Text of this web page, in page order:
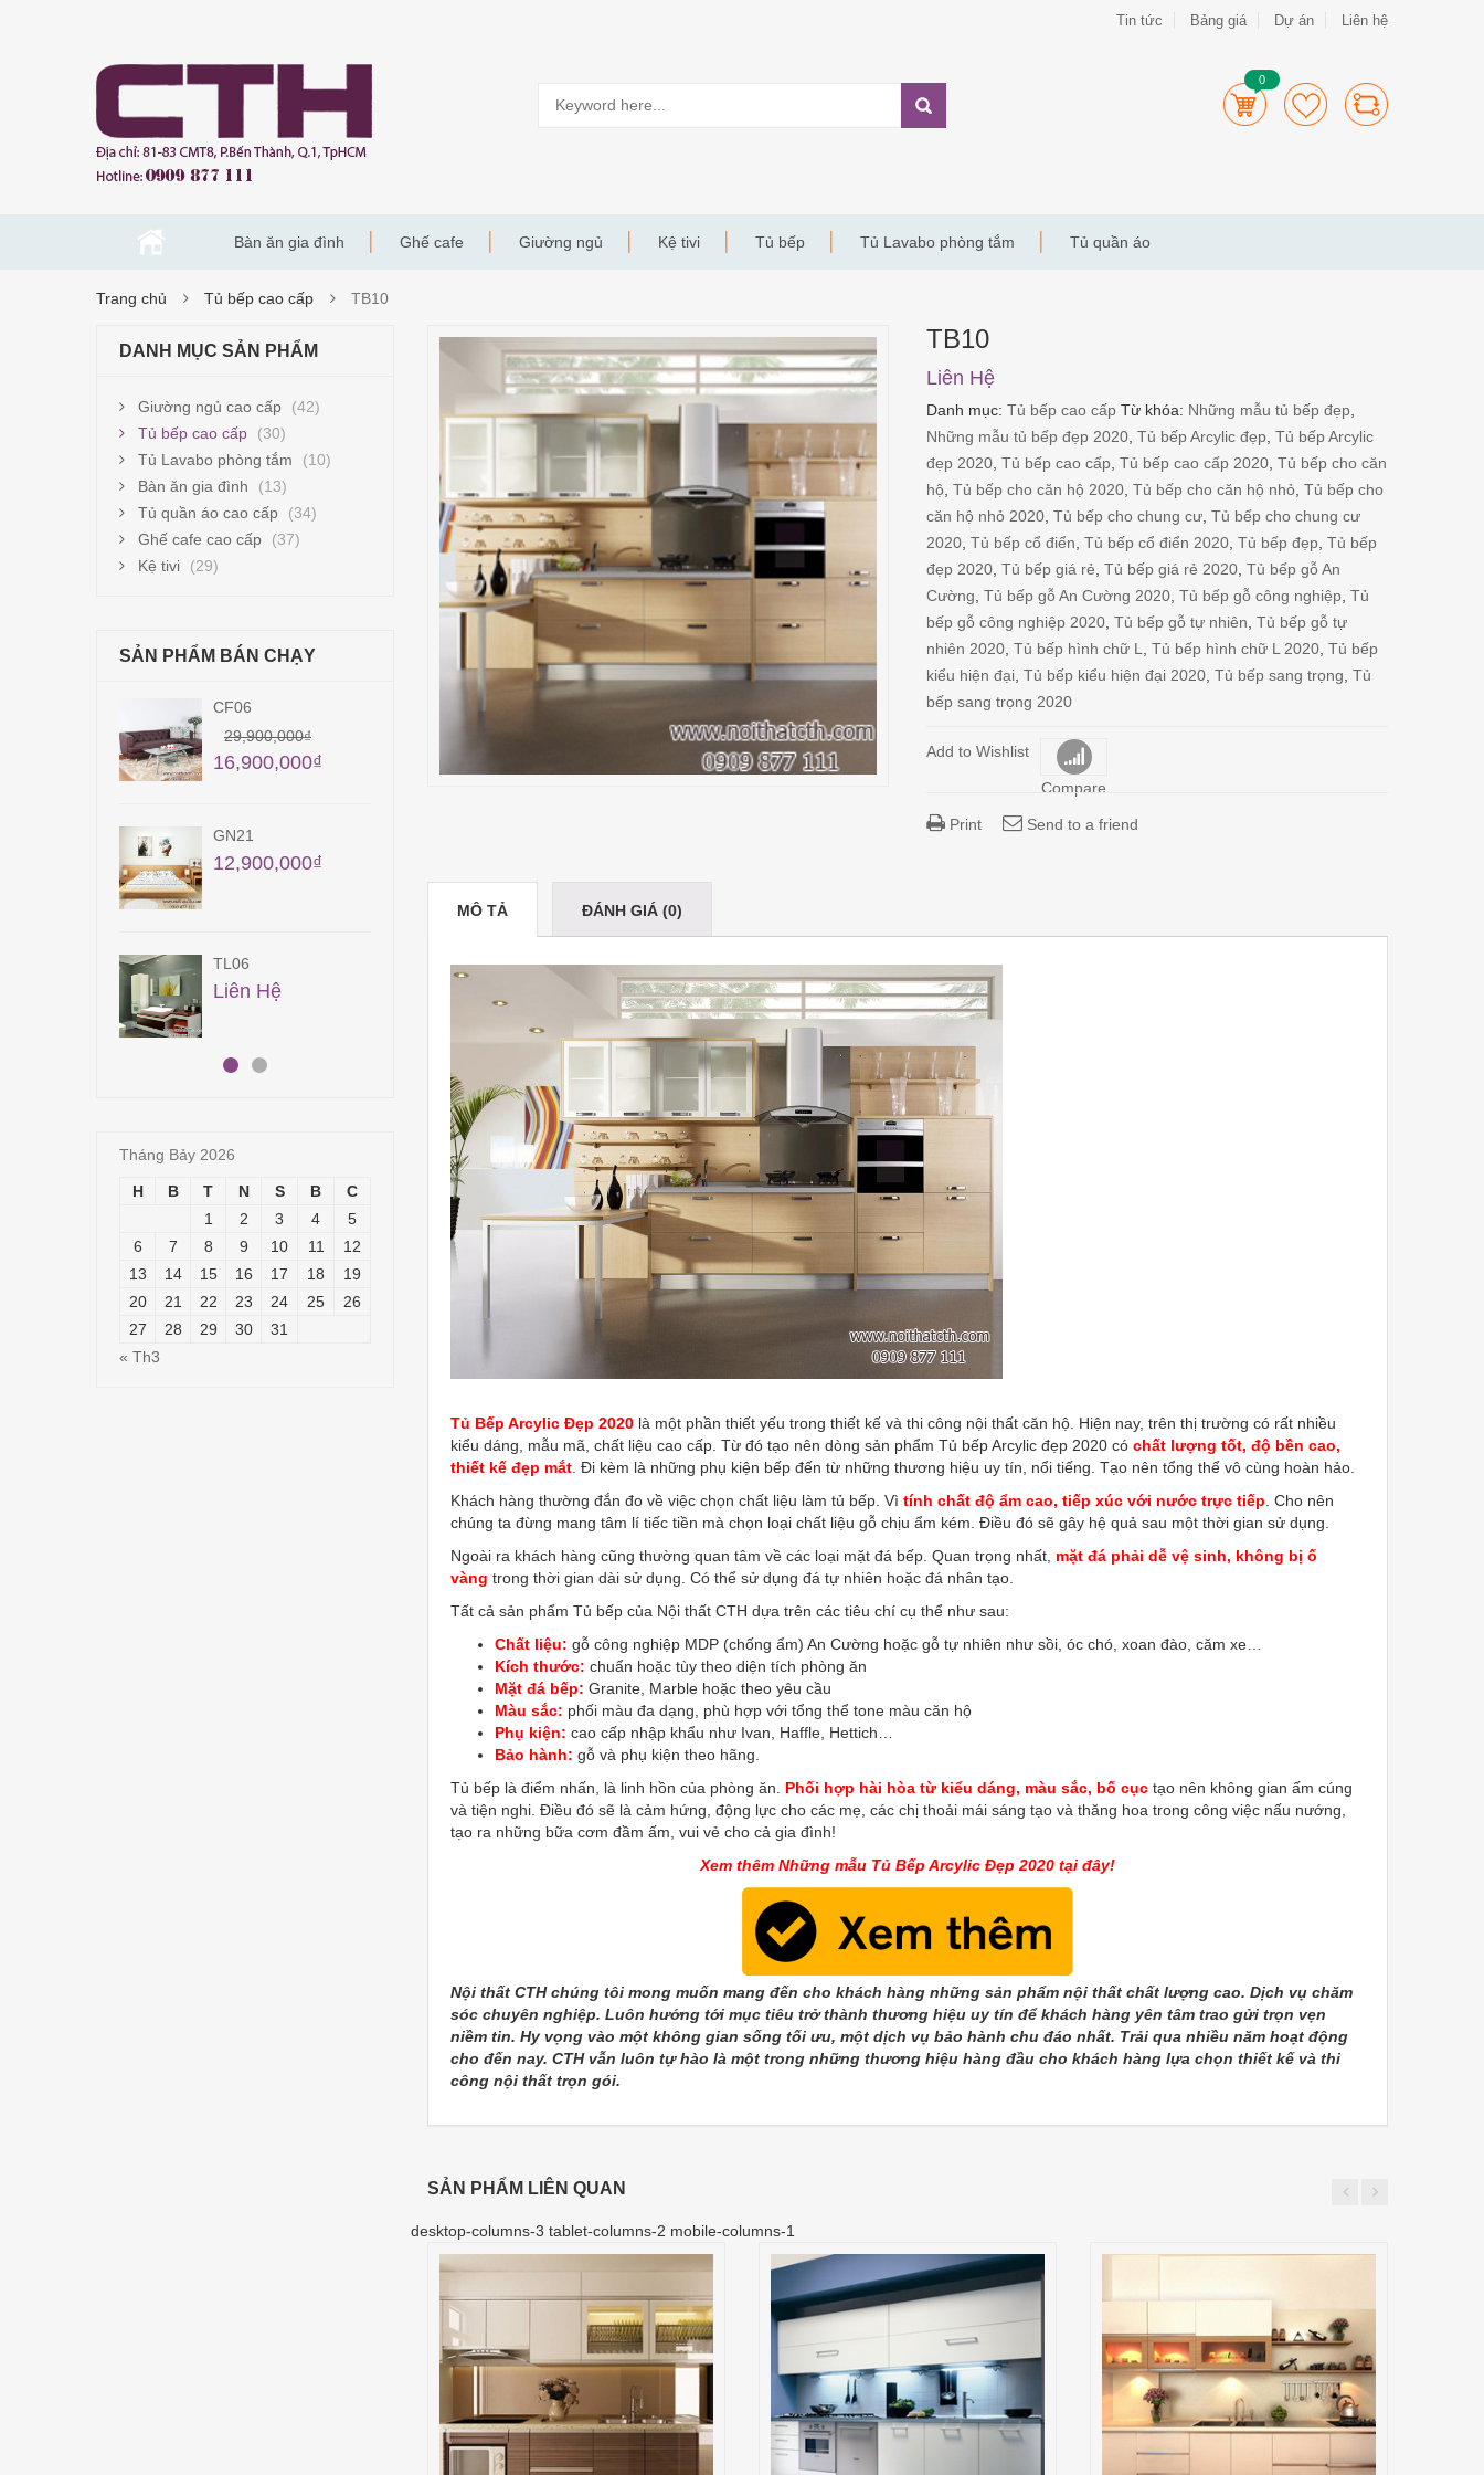
Tin tức Bảng giá Dự án Liên hệ
0
Bàn ăn gia đình Ghế cafe Giường ngủ Kệ tivi Tủ bếp Tủ Lavabo phòng tắm Tủ quần áo
Trang chủ Tủ bếp cao cấp TB10
TB10
Liên Hệ
Danh mục:Tủ bếp cao cấp Từ khóa: Những mẫu tủ bếp đẹp
Những mẫu tủ bếp đẹp 2020 ,Tủ bếp Arcylic đẹp ,Tủ bếp Arcylic
đẹp 2020 ,Tủ bếp cao cấp ,Tủ bếp cao cấp 2020 ,Tủ bếp cho căn
hộ ,Tủ bếp cho căn hộ 2020 ,Tủ bếp cho căn hộ nhỏ ,Tủ bếp cho
căn hộ nhỏ 2020 ,Tủ bếp cho chung cư ,Tủ bếp cho chung cư
2020 ,Tủ bếp cổ điển ,Tủ bếp cổ điển 2020 ,Tủ bếp đẹp ,Tủ bếp
đẹp 2020 ,Tủ bếp giá rẻ ,Tủ bếp giá rẻ 2020 ,Tủ bếp gỗ An
Cường ,Tủ bếp gỗ An Cường 2020 ,Tủ bếp gỗ công nghiệp ,Tủ
bếp gỗ công nghiệp 2020 ,Tủ bếp gỗ tự nhiên ,Tủ bếp gỗ tự
nhiên 2020 ,Tủ bếp hình chữ L ,Tủ bếp hình chữ L 2020 ,Tủ bếp
kiểu hiện đại ,Tủ bếp kiểu hiện đại 2020 ,Tủ bếp sang trọng ,Tủ
bếp sang trọng 2020
Add to Wishlist
Compare
Print Send to a friend
MÔ TẢ ĐÁNH GIÁ (0)
Tủ Bếp Arcylic Đẹp 2020 là một phần thiết yếu trong thiết kế và thi công nội thất căn hộ. Hiện nay, trên thị trường có rất nhiều
kiểu dáng, mẫu mã, chất liệu cao cấp. Từ đó tạo nên dòng sản phẩm Tủ bếp Arcylic đẹp 2020 có chất lượng tốt, độ bền cao,
thiết kế đẹp mắt . Đi kèm là những phụ kiện bếp đến từ những thương hiệu uy tín, nổi tiếng. Tạo nên tổng thể vô cùng hoàn hảo.
Khách hàng thường đắn đo về việc chọn chất liệu làm tủ bếp. Vì tính chất độ ẩm cao, tiếp xúc với nước trực tiếp . Cho nên
chúng ta đừng mang tâm lí tiếc tiền mà chọn loại chất liệu gỗ chịu ẩm kém. Điều đó sẽ gây hệ quả sau một thời gian sử dụng.
Ngoài ra khách hàng cũng thường quan tâm về các loại mặt đá bếp. Quan trọng nhất, mặt đá phải dễ vệ sinh, không bị ố
vàng trong thời gian dài sử dụng. Có thể sử dụng đá tự nhiên hoặc đá nhân tạo.
Tất cả sản phẩm Tủ bếp của Nội thất CTH dựa trên các tiêu chí cụ thể như sau:
Chất liệu: gỗ công nghiệp MDP (chống ẩm) An Cường hoặc gỗ tự nhiên như sồi, óc chó, xoan đào, căm xe…
Kích thước: chuẩn hoặc tùy theo diện tích phòng ăn
Mặt đá bếp: Granite, Marble hoặc theo yêu cầu
Màu sắc: phối màu đa dạng, phù hợp với tổng thể tone màu căn hộ
Phụ kiện: cao cấp nhập khẩu như Ivan, Haffle, Hettich…
Bảo hành: gỗ và phụ kiện theo hãng.
Tủ bếp là điểm nhấn, là linh hồn của phòng ăn. Phối hợp hài hòa từ kiểu dáng, màu sắc, bố cục tạo nên không gian ấm cúng
và tiện nghi. Điều đó sẽ là cảm hứng, động lực cho các mẹ, các chị thoải mái sáng tạo và thăng hoa trong công việc nấu nướng,
tạo ra những bữa cơm đầm ấm, vui vẻ cho cả gia đình!
Xem thêm Những mẫu Tủ Bếp Arcylic Đẹp 2020 tại đây!
Nội thất CTH chúng tôi mong muốn mang đến cho khách hàng những sản phẩm nội thất chất lượng cao. Dịch vụ chăm
sóc chuyên nghiệp. Luôn hướng tới mục tiêu trở thành thương hiệu uy tín để khách hàng yên tâm trao gửi trọn vẹn
niềm tin. Hy vọng vào một không gian sống tối ưu, một dịch vụ bảo hành chu đáo nhất. Trải qua nhiều năm hoạt động
cho đến nay. CTH vẫn luôn tự hào là một trong những thương hiệu hàng đầu cho khách hàng lựa chọn thiết kế và thi
công nội thất trọn gói.
SẢN PHẨM LIÊN QUAN
desktop-columns-3 tablet-columns-2 mobile-columns-1
DANH MỤC SẢN PHẨM
Giường ngủ cao cấp
(42)
Tủ bếp cao cấp
(30)
Tủ Lavabo phòng tắm
(10)
Bàn ăn gia đình
(13)
Tủ quần áo cao cấp
(34)
Ghế cafe cao cấp
(37)
Kệ tivi
(29)
SẢN PHẨM BÁN CHẠY
TB06
56,150,000
TB31
Liên Hệ
QA25
19,400,000
Tháng Bảy 2026
H B T N S B
C
1
2 3 4
5
6
7 8 9 10 11
12
13
14 15 16 17 18
19
20
21 22 23 24 25
26
27
28 29 30
31
« Th3